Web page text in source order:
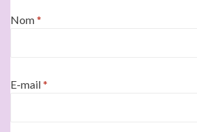
Nom*
E-mail*